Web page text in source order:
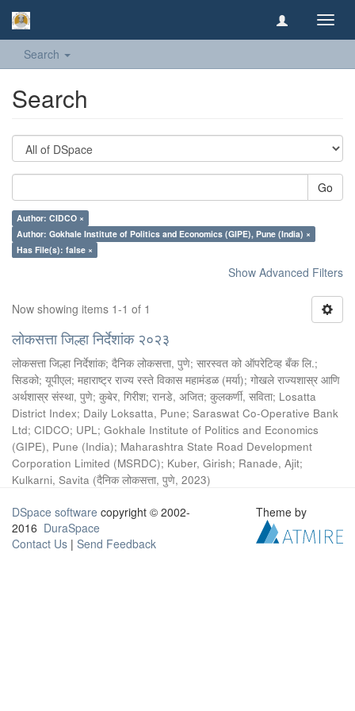
Search
Search
Go
Author: CIDCO ×
Author: Gokhale Institute of Politics and Economics (GIPE), Pune (India) ×
Has File(s): false ×
Show Advanced Filters
Now showing items 1-1 of 1
लोकसत्ता जिल्हा निर्देशांक २०२३
लोकसत्ता जिल्हा निर्देशांक; दैनिक लोकसत्ता, पुणे; सारस्वत को ऑपरेटिव्ह बँक लि.;
सिडको; यूपीएल; महाराष्ट्र राज्य रस्ते विकास महामंडळ (मर्या); गोखले राज्यशास्र आणि
अर्थशास्र संस्था, पुणे; कुबेर, गिरीश; रानडे, अजित; कुलकर्णी, सविता; Losatta
District Index; Daily Loksatta, Pune; Saraswat Co-Operative Bank
Ltd; CIDCO; UPL; Gokhale Institute of Politics and Economics
(GIPE), Pune (India); Maharashtra State Road Development
Corporation Limited (MSRDC); Kuber, Girish; Ranade, Ajit;
Kulkarni, Savita (दैनिक लोकसत्ता, पुणे, 2023)
DSpace software copyright © 2002-
2016 DuraSpace
Contact Us | Send Feedback
Theme by